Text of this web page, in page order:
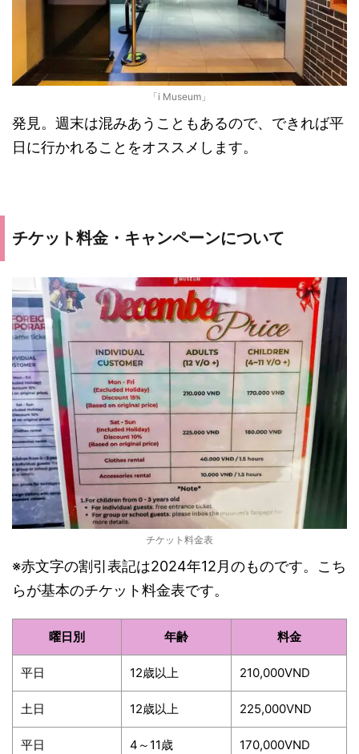
「i Museum」
発見。週末は混みあうこともあるので、できれば平
日に行かれることをオススメします。
チケット料金・キャンペーンについて
チケット料金表
※赤文字の割引表記は2024年12月のものです。こち
らが基本のチケット料金表です。
曜日別 年齢 料金
平日 12歳以上 210,000VND
土日 12歳以上 225,000VND
平日 4～11歳 170,000VND